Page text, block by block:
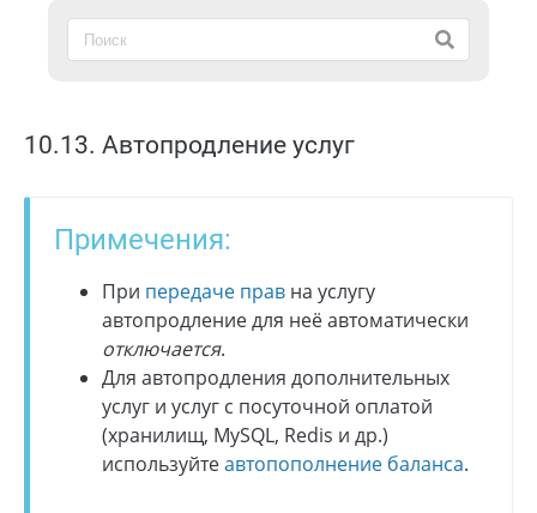
10.13. Автопродление услуг
Примечения:
При передаче прав на услугу
автопродление для неё автоматически
отключается.
Для автопродления дополнительных
услуг и услуг с посуточной оплатой
(хранилищ, MySQL, Redis и др.)
используйтеавтопополнение баланса.